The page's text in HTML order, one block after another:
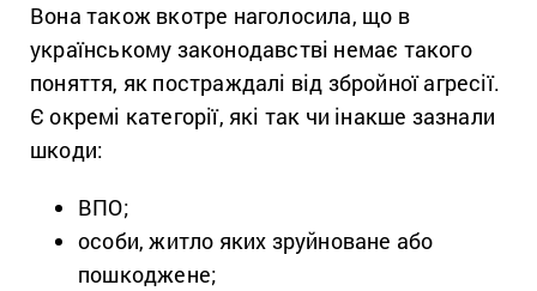
Вона також вкотре наголосила, що в
українському законодавстві немає такого
поняття, як постраждалі від збройної агресії.
Є окремі категорії, які так чи інакше зазнали
шкоди:
ВПО;
особи, житло яких зруйноване або
пошкоджене;